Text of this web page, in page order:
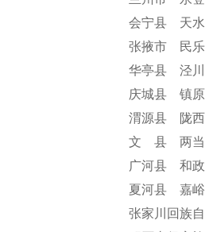
会宁县 天
张掖市 民
华亭县 泾
庆城县 镇
渭源县 陇
文 县 两
广河县 和
夏河县 嘉
张家川回族